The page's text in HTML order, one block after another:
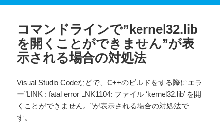
コマンドラインで”kernel32.lib
を開くことができません”が表
示される場合の対処法
Visual Studio Codeなどで、C++のビルドをする際にエラ
ー”LINK : fatal error LNK1104: ファイル ‘kernel32.lib’ を開
くことができません。”が表示される場合の対処法で
す。